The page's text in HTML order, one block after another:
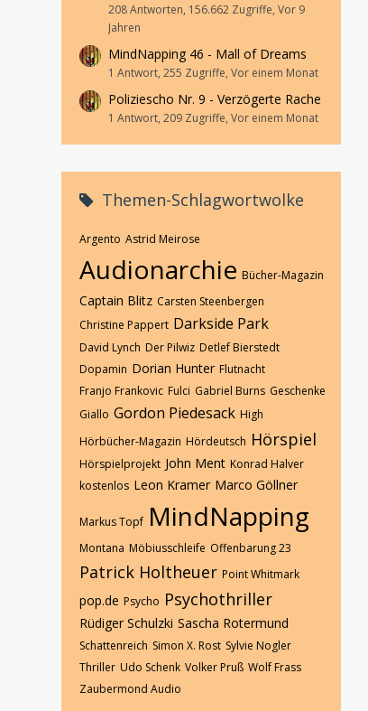
208 Antworten, 156.662 Zugriffe, Vor 9
Jahren
MindNapping 46 - Mall of Dreams
1 Antwort, 255 Zugriffe, Vor einem Monat
Poliziescho Nr. 9 - Verzögerte Rache
1 Antwort, 209 Zugriffe, Vor einem Monat
Themen-Schlagwortwolke
Argento Astrid Meirose
Audionarchie Bücher-Magazin
Captain Blitz Carsten Steenbergen
Christine Pappert Darkside Park
David Lynch Der Pilwiz Detlef Bierstedt
Dopamin Dorian Hunter Flutnacht
Franjo Frankovic Fulci Gabriel Burns Geschenke
Giallo Gordon Piedesack High
Hörbücher-Magazin Hördeutsch Hörspiel
Hörspielprojekt John Ment Konrad Halver
kostenlos Leon Kramer Marco Göllner
Markus Topf MindNapping
Montana Möbiusschleife Offenbarung 23
Patrick Holtheuer Point Whitmark
pop.de Psycho Psychothriller
Rüdiger Schulzki Sascha Rotermund
Schattenreich Simon X. Rost Sylvie Nogler
Thriller Udo Schenk Volker Pruß Wolf Frass
Zaubermond Audio